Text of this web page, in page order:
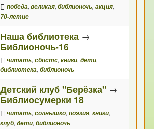
победа,великая,библионочь,акция,
70-летие
Наша библиотека →
Библионочь-16
читать,сбпстс,книги,дети,
библиотека,библионочь
Детский клуб "Берёзка" →
Библиосумерки 18
читать,солнышко,поэзия,книги,
клуб,дети,библионочь